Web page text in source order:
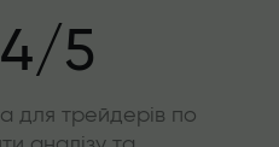
5
для трейдерів по